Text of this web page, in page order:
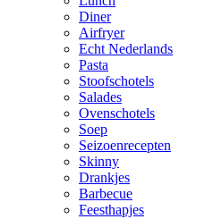
Diner
Airfryer
Echt Nederlands
Pasta
Stoofschotels
Salades
Ovenschotels
Soep
Seizoenrecepten
Skinny
Drankjes
Barbecue
Feesthapjes